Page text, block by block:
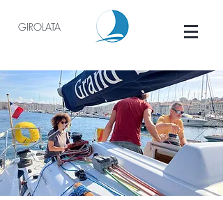
GIROLATA